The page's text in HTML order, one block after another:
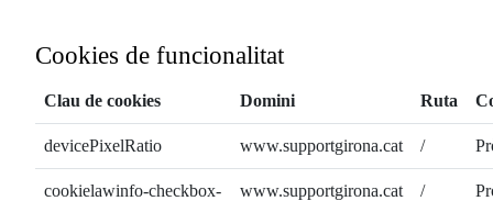
Cookies de funcionalitat
Clau de cookies Domini Ruta
devicePixelRatio www.supportgirona.cat /
cookielawinfo-checkbox-
www.supportgirona.cat /